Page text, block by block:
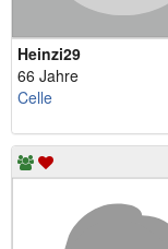
Heinzi29
66 Jahre
Celle